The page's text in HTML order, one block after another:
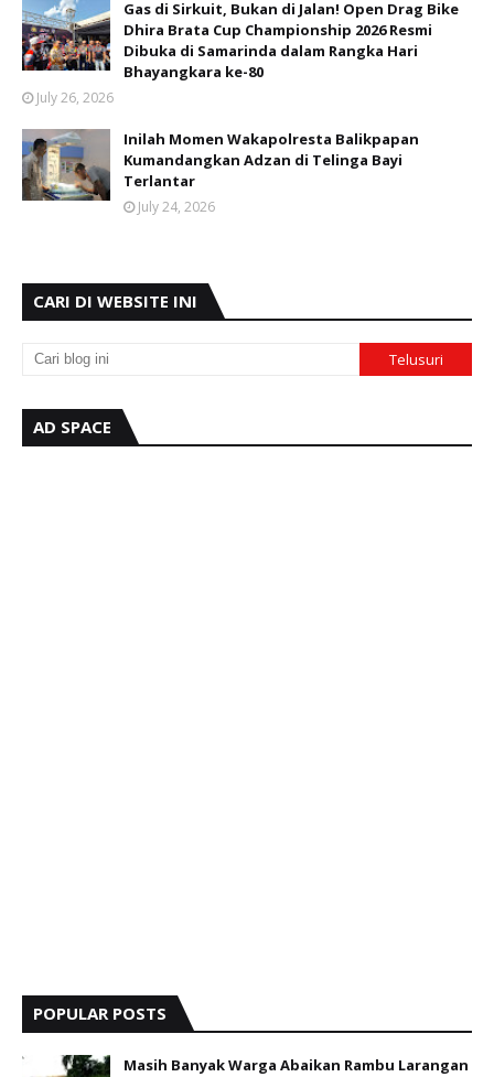
Gas di Sirkuit, Bukan di Jalan! Open Drag Bike
Dhira Brata Cup Championship 2026 Resmi
Dibuka di Samarinda dalam Rangka Hari
Bhayangkara ke-80
July 26, 2026
Inilah Momen Wakapolresta Balikpapan
Kumandangkan Adzan di Telinga Bayi
Terlantar
July 24, 2026
CARI DI WEBSITE INI
AD SPACE
POPULAR POSTS
Masih Banyak Warga Abaikan Rambu Larangan